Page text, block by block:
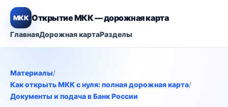
МКК Открытие МКК — дорожная карта
ГлавнаяДорожная картаРазделы
Материалы/
Как открыть МКК с нуля: полная дорожная карта/
Документы и подача в Банк России